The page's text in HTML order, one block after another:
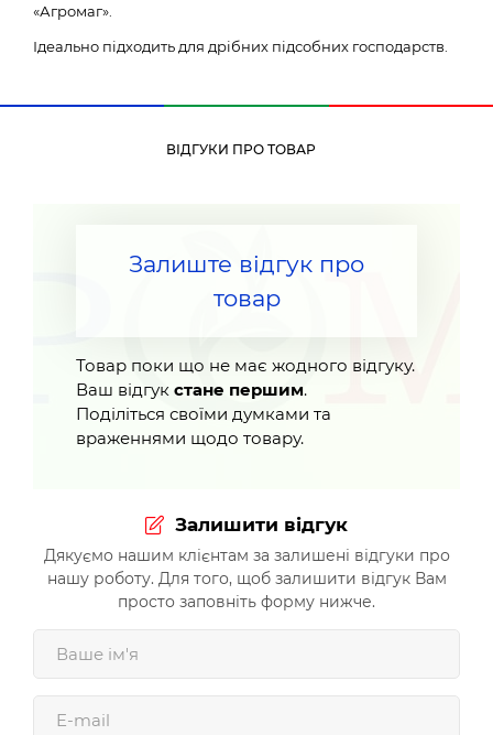
«Агромаг».
Ідеально підходить для дрібних підсобних господарств.
ВІДГУКИ ПРО ТОВАР
Залиште відгук про
товар
Товар поки що не має жодного відгуку.
Ваш відгук стане першим.
Поділіться своїми думками та
враженнями щодо товару.
Залишити відгук
Дякуємо нашим клієнтам за залишені відгуки про
нашу роботу. Для того, щоб залишити відгук Вам
просто заповніть форму нижче.